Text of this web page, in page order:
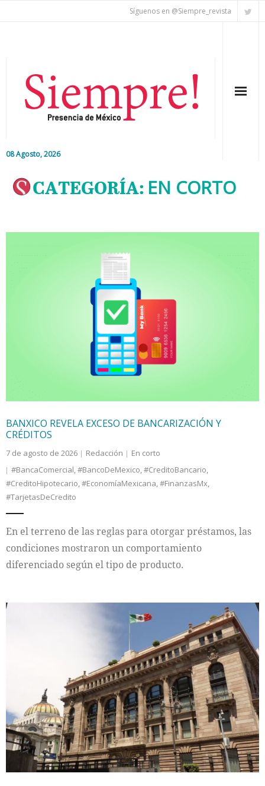
Síguenos en @Siempre_revista
08 Agosto, 2026
Nacional
CATEGORÍA: EN CORTO
BANXICO REVELA EXCESO DE BANCARIZACIÓN Y
CRÉDITOS
7 de agosto de 2026 Redacción
En corto
#BancaComercial,#BancoDeMexico,#CreditoBancario,
#CreditoHipotecario,#EconomíaMexicana,#FinanzasMx,
#TarjetasDeCredito
En el terreno de las reglas para otorgar préstamos, las
condiciones mostraron un comportamiento
diferenciado según el tipo de producto.